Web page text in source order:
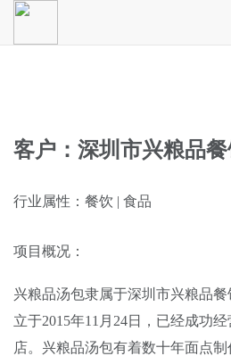
客户：深圳市兴粮品
行业属性：餐饮 | 食品
项目概况：
兴粮品汤包隶属于深圳市兴粮品
立于2015年11月24日，已经成功
店。兴粮品汤包有着数十年面点